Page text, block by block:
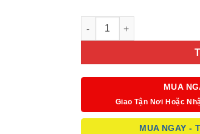
Số lượng
MUA
Giao Tận Nơi Hoặc
MUA NGAY -